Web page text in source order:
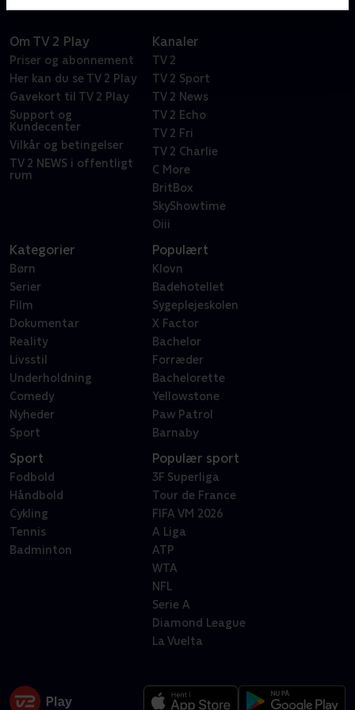
Om TV 2 Play
Priser og abonnement
Her kan du se TV 2 Play
Gavekort til TV 2 Play
Support og
Kundecenter
Vilkår og betingelser
TV 2 NEWS i offentligt
rum
Kanaler
TV 2
TV 2 Sport
TV 2 News
TV 2 Echo
TV 2 Fri
TV 2 Charlie
C More
BritBox
SkyShowtime
Oiii
Kategorier
Børn
Serier
Film
Dokumentar
Reality
Livsstil
Underholdning
Comedy
Nyheder
Sport
Populært
Klovn
Badehotellet
Sygeplejeskolen
X Factor
Bachelor
Forræder
Bachelorette
Yellowstone
Paw Patrol
Barnaby
Sport
Fodbold
Håndbold
Cykling
Tennis
Badminton
Populær sport
3F Superliga
Tour de France
FIFA VM 2026
A Liga
ATP
WTA
NFL
Serie A
Diamond League
La Vuelta